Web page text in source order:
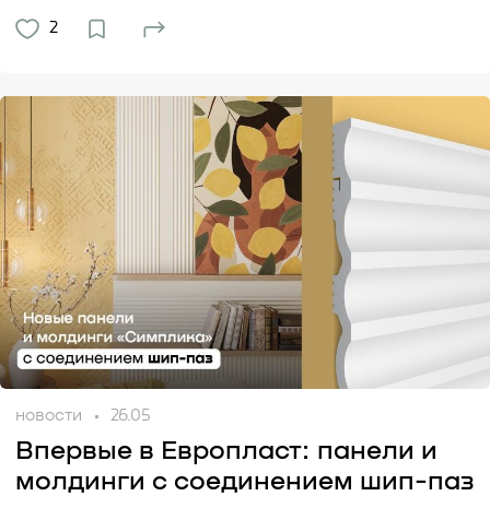
2
новости 26.05
Впервые в Европласт: панели и
молдинги с соединением шип-паз